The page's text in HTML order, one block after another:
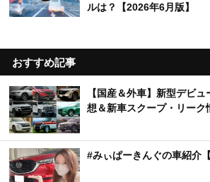
ルは？【2026年6月版】
おすすめ記事
【国産＆外車】新型デビ
想＆新車スクープ・リーク
#みぃぱーきんぐの車紹介